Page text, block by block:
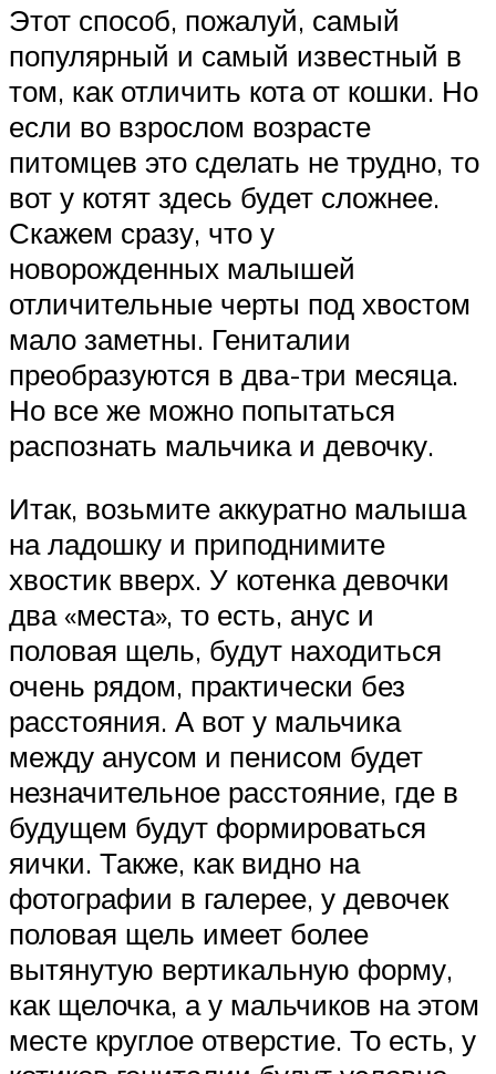
Этот способ, пожалуй, самый
популярный и самый известный в
том, как отличить кота от кошки. Но
если во взрослом возрасте
питомцев это сделать не трудно, то
вот у котят здесь будет сложнее.
Скажем сразу, что у
новорожденных малышей
отличительные черты под хвостом
мало заметны. Гениталии
преобразуются в два-три месяца.
Но все же можно попытаться
распознать мальчика и девочку.
Итак, возьмите аккуратно малыша
на ладошку и приподнимите
хвостик вверх. У котенка девочки
два «места», то есть, анус и
половая щель, будут находиться
очень рядом, практически без
расстояния. А вот у мальчика
между анусом и пенисом будет
незначительное расстояние, где в
будущем будут формироваться
яички. Также, как видно на
фотографии в галерее, у девочек
половая щель имеет более
вытянутую вертикальную форму,
как щелочка, а у мальчиков на этом
месте круглое отверстие. То есть, у